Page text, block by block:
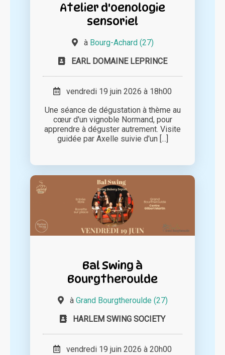
Atelier d'oenologie
sensoriel
à Bourg-Achard (27)
EARL DOMAINE LEPRINCE
vendredi 19 juin 2026 à 18h00
Une séance de dégustation à thème au
cœur d'un vignoble Normand, pour
apprendre à déguster autrement. Visite
guidée par Axelle suivie d'un [...]
Bal Swing à
Bourgtheroulde
à Grand Bourgtheroulde (27)
HARLEM SWING SOCIETY
vendredi 19 juin 2026 à 20h00